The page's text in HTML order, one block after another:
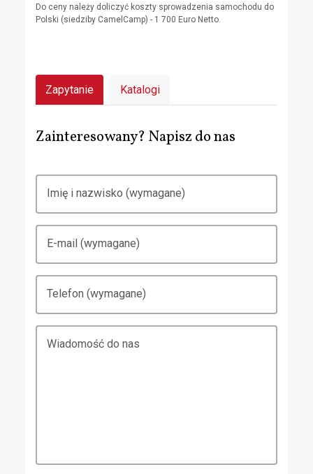
Do ceny należy doliczyć koszty sprowadzenia samochodu do
Polski (siedziby CamelCamp) - 1 700 Euro Netto.
Zapytanie Katalogi
Zainteresowany? Napisz do nas
Imię i nazwisko (wymagane)
E-mail (wymagane)
Telefon (wymagane)
Wiadomość do nas